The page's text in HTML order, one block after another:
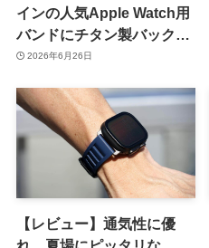
インの人気Apple Watch用
バンドにチタン製バックル
を採用したSPモデル
TITANIUM」が登場
2026年6月26日
【レビュー】通気性に優